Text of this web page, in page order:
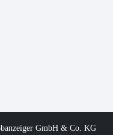
GmbH & Co. KG